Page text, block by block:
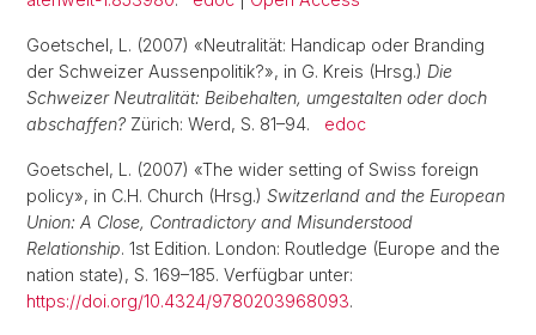
Goetschel, L. (2007) «Neutralität: Handicap oder Branding
der Schweizer Aussenpolitik?», in G. Kreis (Hrsg.) Die
Schweizer Neutralität: Beibehalten, umgestalten oder doch
abschaffen? Zürich: Werd, S. 81–94. edoc
Goetschel, L. (2007) «The wider setting of Swiss foreign
policy», in C.H. Church (Hrsg.) Switzerland and the European
Union: A Close, Contradictory and Misunderstood
Relationship. 1st Edition. London: Routledge (Europe and the
nation state), S. 169–185. Verfügbar unter:
https://doi.org/10.4324/9780203968093.